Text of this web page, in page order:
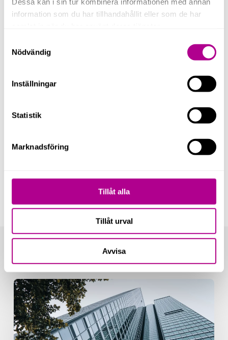
information som du har tillhandahållit eller som de har
Nödvändig
Inställningar
Statistik
Marknadsföring
Tillåt alla
Tillåt urval
Avvisa
Related Posts
Nya
redovisningskrav
för
fastighetsbolag
från
2026